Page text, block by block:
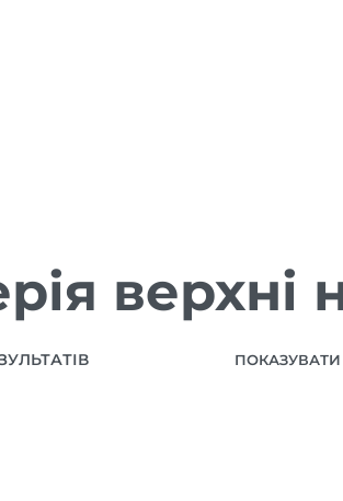
верхні
ПОКАЗУВАТИ